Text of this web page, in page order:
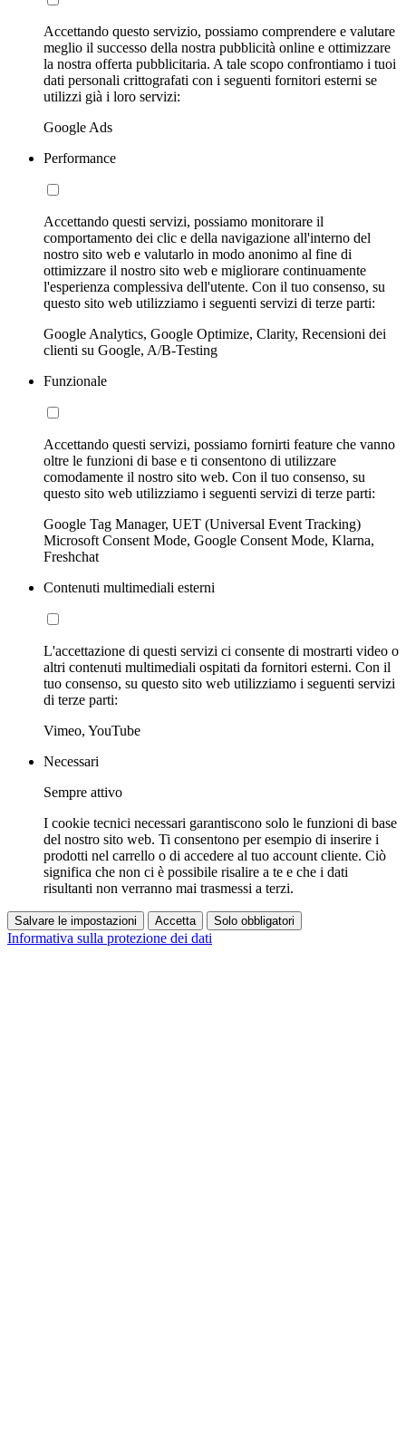
Accettando questo servizio, possiamo comprendere e valutare
meglio il successo della nostra pubblicità online e ottimizzare
la nostra offerta pubblicitaria. A tale scopo confrontiamo i tuoi
dati personali crittografati con i seguenti fornitori esterni se
utilizzi già i loro servizi:
Google Ads
Performance
Accettando questi servizi, possiamo monitorare il
comportamento dei clic e della navigazione all'interno del
nostro sito web e valutarlo in modo anonimo al fine di
ottimizzare il nostro sito web e migliorare continuamente
l'esperienza complessiva dell'utente. Con il tuo consenso, su
questo sito web utilizziamo i seguenti servizi di terze parti:
Google Analytics, Google Optimize, Clarity, Recensioni dei
clienti su Google, A/B-Testing
Funzionale
Accettando questi servizi, possiamo fornirti feature che vanno
oltre le funzioni di base e ti consentono di utilizzare
comodamente il nostro sito web. Con il tuo consenso, su
questo sito web utilizziamo i seguenti servizi di terze parti:
Google Tag Manager, UET (Universal Event Tracking)
Microsoft Consent Mode, Google Consent Mode, Klarna,
Freshchat
Contenuti multimediali esterni
L'accettazione di questi servizi ci consente di mostrarti video o
altri contenuti multimediali ospitati da fornitori esterni. Con il
tuo consenso, su questo sito web utilizziamo i seguenti servizi
di terze parti:
Vimeo, YouTube
Necessari
Sempre attivo
I cookie tecnici necessari garantiscono solo le funzioni di base
del nostro sito web. Ti consentono per esempio di inserire i
prodotti nel carrello o di accedere al tuo account cliente. Ciò
significa che non ci è possibile risalire a te e che i dati
risultanti non verranno mai trasmessi a terzi.
Salvare le impostazioni Accetta Solo obbligatori
Informativa sulla protezione dei dati